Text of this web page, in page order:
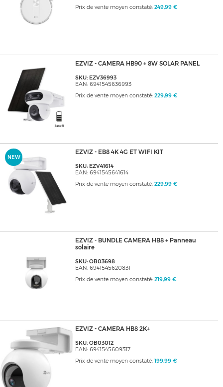
Prix de vente moyen constaté: 249,99 €
EZVIZ - CAMERA HB90 + 8W SOLAR PANEL
SKU: EZV36993
EAN: 6941545636993
Prix de vente moyen constaté: 229,99 €
NEW
EZVIZ - EB8 4K 4G ET WIFI KIT
SKU: EZV41614
EAN: 6941545641614
Prix de vente moyen constaté: 229,99 €
EZVIZ - BUNDLE CAMERA HB8 + Panneau
solaire
SKU: OB03698
EAN: 6941545620831
Prix de vente moyen constaté: 219,99 €
EZVIZ - CAMERA HB8 2K+
SKU: OB03012
EAN: 6941545609317
Prix de vente moyen constaté: 199,99 €